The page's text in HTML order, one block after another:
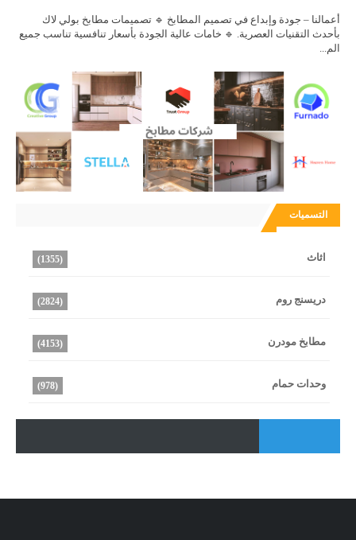
أعمالنا – جودة وإبداع في تصميم المطابخ 🔹 تصميمات مطابخ بولي لاك
بأحدث التقنيات العصرية. 🔹 خامات عالية الجودة بأسعار تنافسية تناسب جميع
الم...
التسميات
اثاث (1355)
دريسنج روم (2824)
مطابخ مودرن (4153)
وحدات حمام (978)